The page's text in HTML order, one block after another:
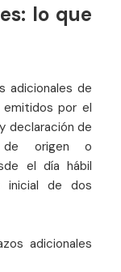
lo que
adicionales de
por el
declaración de
de origen o
el día hábil
inicial de dos
adicionales